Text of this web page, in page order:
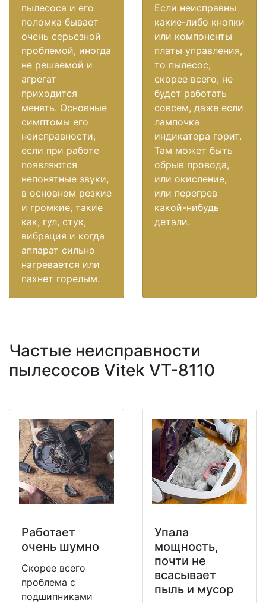
пылесоса и его
поломка бывает
очень серьезной
проблемой, иногда
не решаемой и
агрегат
приходится
менять. Основные
симптомы его
неисправности,
если при работе
появляются
непонятные звуки,
в основном резкие
и громкие, такие
как, гул, стук,
вибрация и когда
аппарат сильно
нагревается или
пахнет горелым.
Если неисправны
какие-либо кнопки
или компоненты
платы управления,
то пылесос,
скорее всего, не
будет работать
совсем, даже если
лампочка
индикатора горит.
Там может быть
обрыв провода,
или окисление,
или перегрев
какой-нибудь
детали.
Частые неисправности
пылесосов Vitek VT-8110
Работает
очень шумно
Скорее всего
проблема с
подшипниками
Упала
мощность,
почти не
всасывает
пыль и мусор